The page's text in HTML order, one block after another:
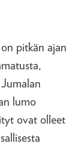
pitkän ajan
lumo
ovat olleet